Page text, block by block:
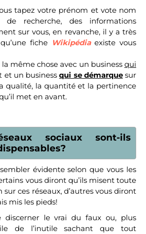
tapez votre prénom et vote nom
recherche, des informations
sur vous, en revanche, il y a très
fiche Wikipédiaexiste vous
même chose avec un business qui
et un businessqui se démarquesur
qualité, la quantité et la pertinence
met en avant.
sociaux sont-ils
évidente selon que vous les
vous diront qu’ils misent toute
ces réseaux, d’autres vous diront
mis les pieds!
discerner le vrai du faux ou, plus
de l’inutile sachant que tout